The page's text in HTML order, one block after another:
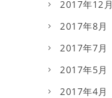
2017年12月
2017年8月
2017年7月
2017年5月
2017年4月